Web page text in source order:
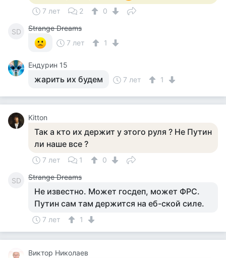
7 лет 2 0
SD
Strange Dreams
7 лет
1
Ендурин 15
жарить их будем 7 лет 1
Kitton
Так а кто их держит у этого руля ? Не Путин
ли наше все ?
7 лет 1 0
SD Strange Dreams
Не известно. Может госдеп, может ФРС.
Путин сам там держится на еб-ской силе.
7 лет 1
Виктор Николаев